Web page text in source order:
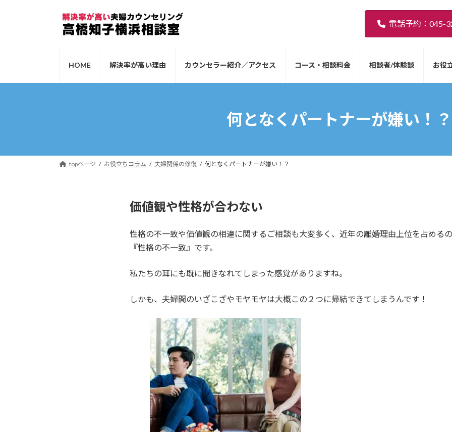
電話予約：045-
HOME 解決率が高い理由 カウンセラー紹介／アクセス コース・相談料金 相談者/体験談 お役
何となくパートナーが嫌い！？
topページ お役立ちコラム 夫婦関係の修復 何となくパートナーが嫌い！？
価値観や性格が合わない
性格の不一致や価値観の相違に関するご相談も大変多く、近年の離婚理由上位を占める
『性格の不一致』です。
私たちの耳にも既に聞きなれてしまった感覚がありますね。
しかも、夫婦間のいざこざやモヤモヤは大概この２つに帰結できてしまうんです！